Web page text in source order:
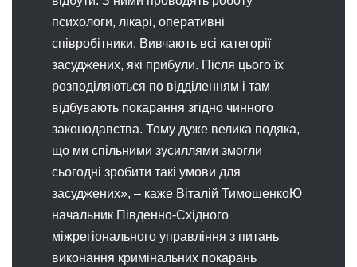
психологи, лікарі, оперативні
співробітники. Вивчають всі категорії
засуджених, які прибули. Після цього їх
розподіляються по відділенням і там
відбувають покарання згідно чинного
законодавства. Тому дуже велика подяка,
що ми спільними зусиллями змогли
сьогодні зробити такі умови для
засуджених», – каже Віталій ТимошенкоЮ
начальник Південно-Східного
міжрегіонального управління з питань
виконання кримінальних покарань